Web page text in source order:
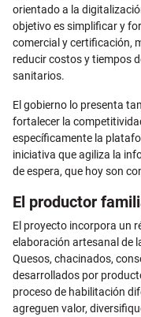
orientado a la
objetivo es simplificar y
comercial y certificación,
reducir costos y tiempos
sanitarios.
El gobierno lo presenta
fortalecer la
específicamente la
iniciativa que agiliza la
de espera, que hoy son
El productor
El proyecto incorpora un
elaboración artesanal de
Quesos, chacinados,
desarrollados por
proceso de habilitación
agreguen valor,